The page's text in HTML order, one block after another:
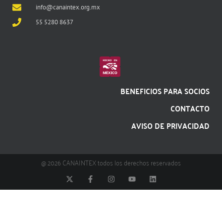
info@canaintex.org.mx
55 5280 8637
BENEFICIOS PARA SOCIOS
CONTACTO
AVISO DE PRIVACIDAD
@ 2026 CANAINTEX todos los derechos reservados